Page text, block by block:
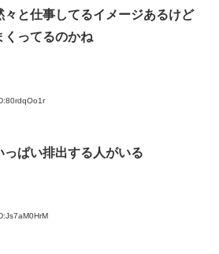
々と仕事してるイメージあるけど
くってるのかね
ぱい排出する人がいる